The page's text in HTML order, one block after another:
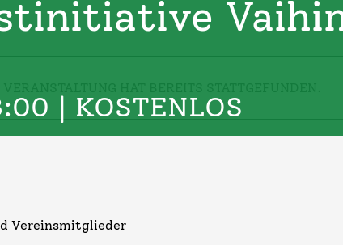
| KOSTENLOS
Vereinsmitglieder